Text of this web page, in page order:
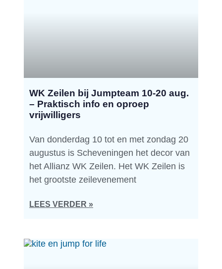
WK Zeilen bij Jumpteam 10-20 aug.
– Praktisch info en oproep
vrijwilligers
Van donderdag 10 tot en met zondag 20
augustus is Scheveningen het decor van
het Allianz WK Zeilen. Het WK Zeilen is
het grootste zeilevenement
LEES VERDER »